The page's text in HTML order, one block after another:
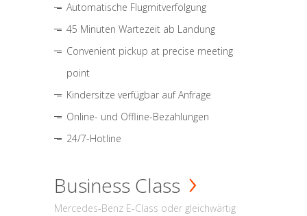
Automatische Flugmitverfolgung
45 Minuten Wartezeit ab Landung
Convenient pickup at precise meeting
point
Kindersitze verfügbar auf Anfrage
Online- und Offline-Bezahlungen
24/7-Hotline
Business Class
Mercedes-Benz E-Class oder gleichwärtig